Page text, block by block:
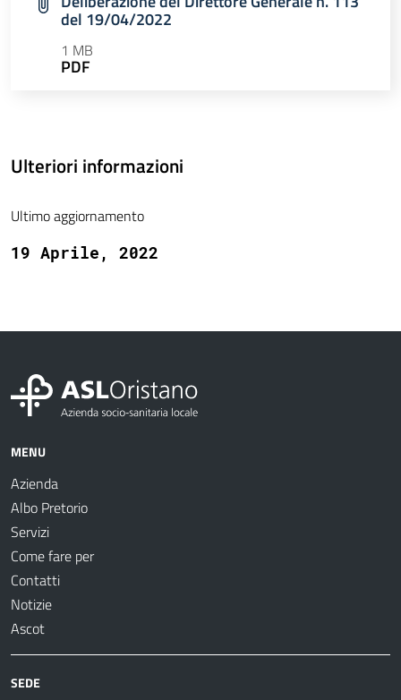
del 19/04/2022
1 MB
PDF
Ulteriori informazioni
Ultimo aggiornamento
19 Aprile, 2022
MENU
Azienda
Albo Pretorio
Servizi
Come fare per
Contatti
Notizie
Ascot
SEDE